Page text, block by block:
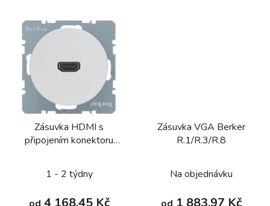
Zásuvka HDMI s
připojením konektoru
1 - 2 týdny
Zásuvka VGA Berker
R.1/R.3/R.8
Na objednávku